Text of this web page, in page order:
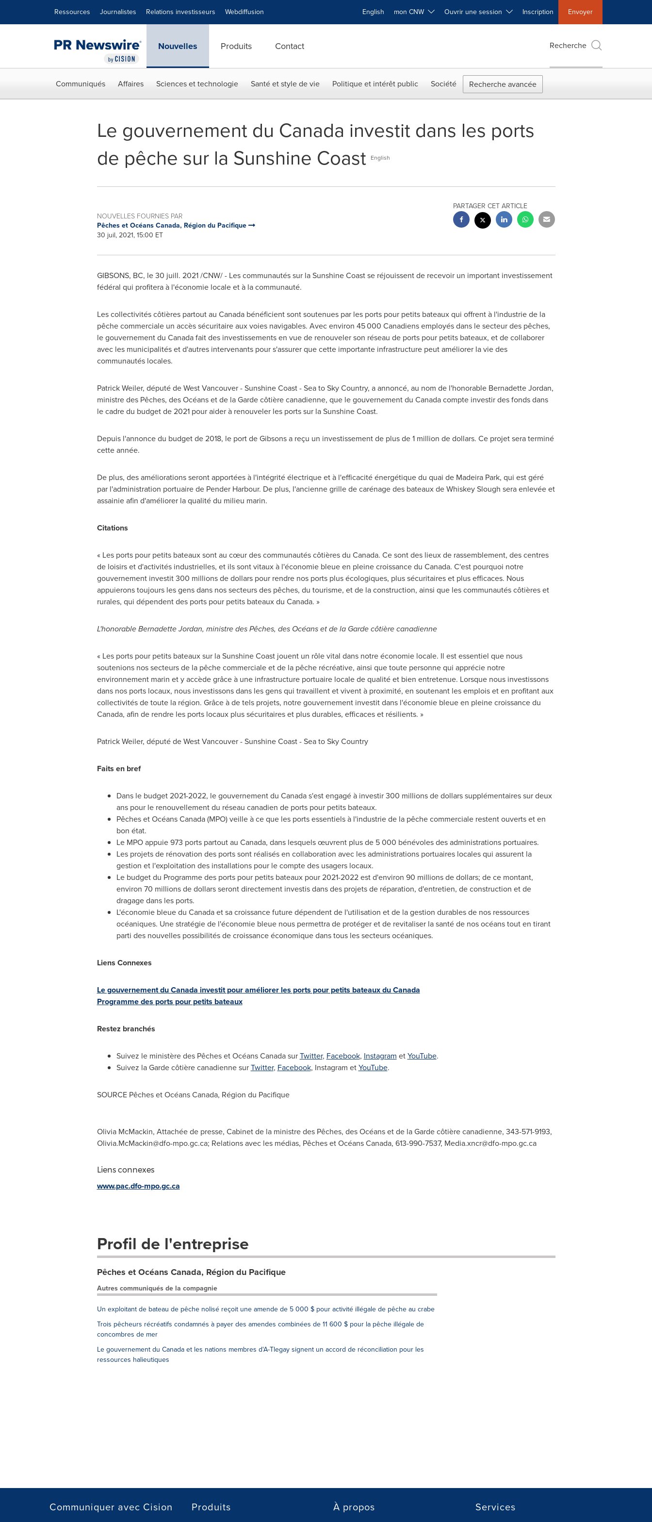
Ressources Journalistes Relations investisseurs Webdiffusion English mon CNW Ouvrir une session Inscription Envoyer
Nouvelles Produits Contact Recherche
Communiqués Affaires Sciences et technologie Santé et style de vie Politique et intérêt public Société Recherche avancée
Le gouvernement du Canada investit dans les ports
de pêche sur la Sunshine Coast English
NOUVELLES FOURNIES PAR
Pêches et Océans Canada, Région du Pacifique
30 juil, 2021, 15:00 ET
PARTAGER CET ARTICLE
GIBSONS, BC, le 30 juill. 2021 /CNW/ - Les communautés sur laSunshine Coastse réjouissent de recevoir un important investissement
fédéral qui profitera à l'économie locale et à la communauté.
Les collectivités côtières partout au Canadabénéficient sont soutenues par les ports pour petits bateaux qui offrent à l'industrie de la
pêche commerciale un accès sécuritaire aux voies navigables. Avec environ 45 000 Canadiens employés dans le secteur des pêches,
le gouvernement du Canadafait des investissements en vue de renouveler son réseau de ports pour petits bateaux, et de collaborer
avec les municipalités et d'autres intervenants pour s'assurer que cette importante infrastructure peut améliorer la vie des
communautés locales.
Patrick Weiler, député deWest Vancouver-Sunshine Coast- Sea to Sky Country, a annoncé, au nom de l'honorable Bernadette Jordan,
ministre des Pêches, des Océans et de la Garde côtière canadienne, que le gouvernement du Canadacompte investir des fonds dans
le cadre du budget de 2021 pour aider à renouveler les ports sur laSunshine Coast.
Depuis l'annonce du budget de 2018, le port deGibsonsa reçu un investissement de plus de 1 million de dollars. Ce projet sera terminé
cette année.
De plus, des améliorations seront apportées à l'intégrité électrique et à l'efficacité énergétique du quai de Madeira Park, qui est géré
par l'administration portuaire de Pender Harbour. De plus, l'ancienne grille de carénage des bateaux de Whiskey Slough sera enlevée et
assainie afin d'améliorer la qualité du milieu marin.
Citations
« Les ports pour petits bateaux sont au cœur des communautés côtières du Canada. Ce sont des lieux de rassemblement, des centres
de loisirs et d'activités industrielles, et ils sont vitaux à l'économie bleue en pleine croissance du Canada. C'est pourquoi notre
gouvernement investit 300 millions de dollars pour rendre nos ports plus écologiques, plus sécuritaires et plus efficaces. Nous
appuierons toujours les gens dans nos secteurs des pêches, du tourisme, et de la construction, ainsi que les communautés côtières et
rurales, qui dépendent des ports pour petits bateaux du Canada. »
L'honorable Bernadette Jordan, ministre des Pêches, des Océans et de la Garde côtière canadienne
« Les ports pour petits bateaux sur laSunshine Coastjouent un rôle vital dans notre économie locale. Il est essentiel que nous
soutenions nos secteurs de la pêche commerciale et de la pêche récréative, ainsi que toute personne qui apprécie notre
environnement marin et y accède grâce à une infrastructure portuaire locale de qualité et bien entretenue. Lorsque nous investissons
dans nos ports locaux, nous investissons dans les gens qui travaillent et vivent à proximité, en soutenant les emplois et en profitant aux
collectivités de toute la région. Grâce à de tels projets, notre gouvernement investit dans l'économie bleue en pleine croissance du
Canada, afin de rendre les ports locaux plus sécuritaires et plus durables, efficaces et résilients. »
Patrick Weiler, député deWest Vancouver-Sunshine Coast- Sea to Sky Country
Faits en bref
Dans le budget 2021-2022, le gouvernement du Canadas'est engagé à investir 300 millions de dollars supplémentaires sur deux
ans pour le renouvellement du réseau canadien de ports pour petits bateaux.
Pêches et OcéansCanada(MPO) veille à ce que les ports essentiels à l'industrie de la pêche commerciale restent ouverts et en
bon état.
Le MPO appuie 973 ports partout au Canada, dans lesquels œuvrent plus de 5 000 bénévoles des administrations portuaires.
Les projets de rénovation des ports sont réalisés en collaboration avec les administrations portuaires locales qui assurent la
gestion et l'exploitation des installations pour le compte des usagers locaux.
Le budget du Programme des ports pour petits bateaux pour 2021-2022 est d'environ 90 millions de dollars; de ce montant,
environ 70 millions de dollars seront directement investis dans des projets de réparation, d'entretien, de construction et de
dragage dans les ports.
L'économie bleue du Canadaet sa croissance future dépendent de l'utilisation et de la gestion durables de nos ressources
océaniques. Une stratégie de l'économie bleue nous permettra de protéger et de revitaliser la santé de nos océans tout en tirant
parti des nouvelles possibilités de croissance économique dans tous les secteurs océaniques.
Liens Connexes
Le gouvernement duCanada investit pour améliorer les ports pour petits bateaux duCanada
Programme des ports pour petits bateaux
Restez branchés
Suivez le ministère des Pêches et OcéansCanadasurTwitter, Facebook, Instagram etYouTube.
Suivez la Garde côtière canadienne surTwitter, Facebook, Instagram etYouTube.
SOURCE Pêches et OcéansCanada, Région du Pacifique
Olivia McMackin, Attachée de presse, Cabinet de la ministre des Pêches, des Océans et de la Garde côtière canadienne, 343-571-9193,
Olivia.McMackin@dfo-mpo.gc.ca; Relations avec les médias, Pêches et Océans Canada, 613-990-7537, Media.xncr@dfo-mpo.gc.ca
Liens connexes
www.pac.dfo-mpo.gc.ca
Profil de l'entreprise
Pêches et Océans Canada, Région du Pacifique
Autres communiqués de la compagnie
Un exploitant de bateau de pêche nolisé reçoit une amende de 5 000 $ pour activité illégale de pêche au crabe
Trois pêcheurs récréatifs condamnés à payer des amendes combinées de 11 600 $ pour la pêche illégale de
concombres de mer
Le gouvernement du Canada et les nations membres d'A-Tlegay signent un accord de réconciliation pour les
ressources halieutiques
Communiquer avec Cision Produits À propos Services